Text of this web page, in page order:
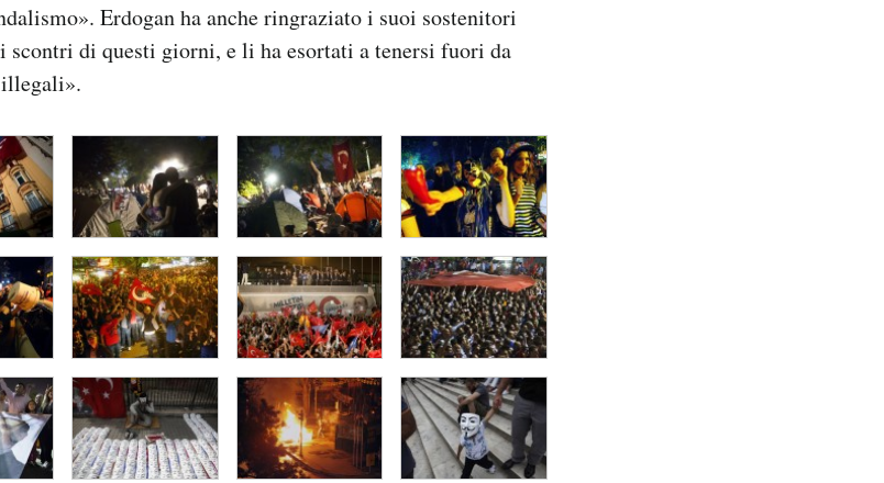
Erdogan ha anche ringraziato i suoi sostenitori
scontri di questi giorni, e li ha esortati a tenersi fuori da